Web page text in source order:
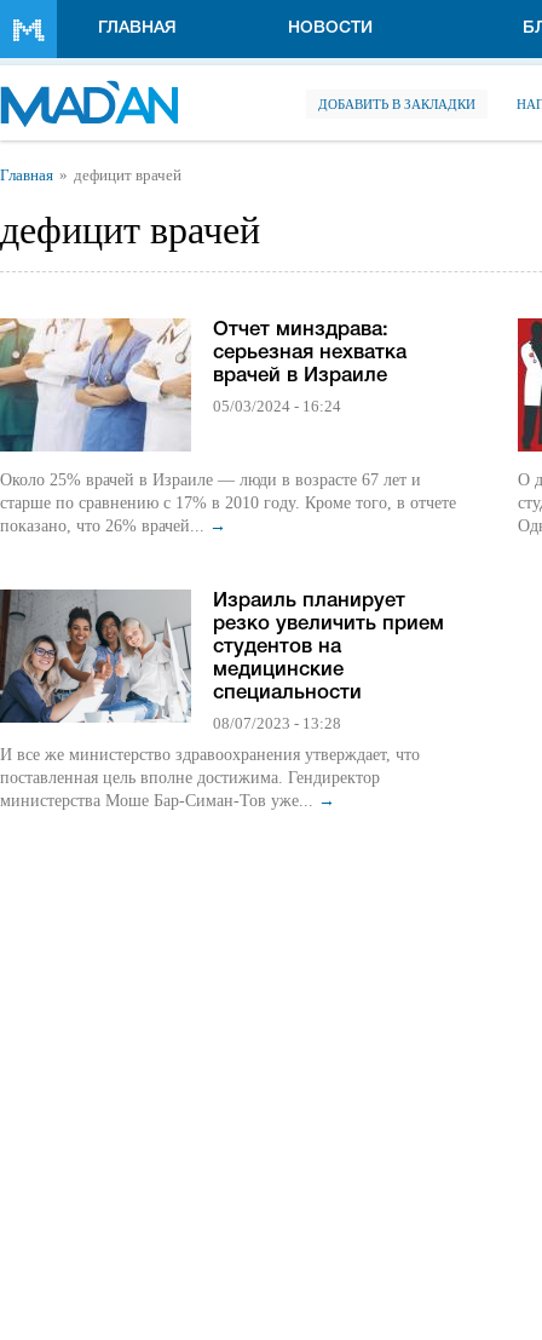
ГЛАВНАЯ НОВОСТИ
ДОБАВИТЬ В ЗАКЛАДКИ
Вы здесь
Главная дефицит врачей
дефицит врачей
Отчет минздрава:
серьезная нехватка
врачей в Израиле
05/03/2024 - 16:24
Около 25% врачей в Израиле — люди в возрасте 67 лет и
старше по сравнению с 17% в 2010 году. Кроме того, в отчете
показано, что 26% врачей... →
Израиль планирует
резко увеличить прием
студентов на
медицинские
специальности
08/07/2023 - 13:28
И все же министерство здравоохранения утверждает, что
поставленная цель вполне достижима. Гендиректор
министерства Моше Бар-Симан-Тов уже...
→
О